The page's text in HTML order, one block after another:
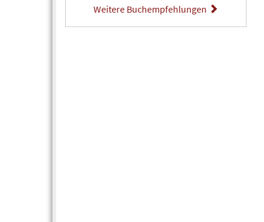
Weitere Buchempfehlungen